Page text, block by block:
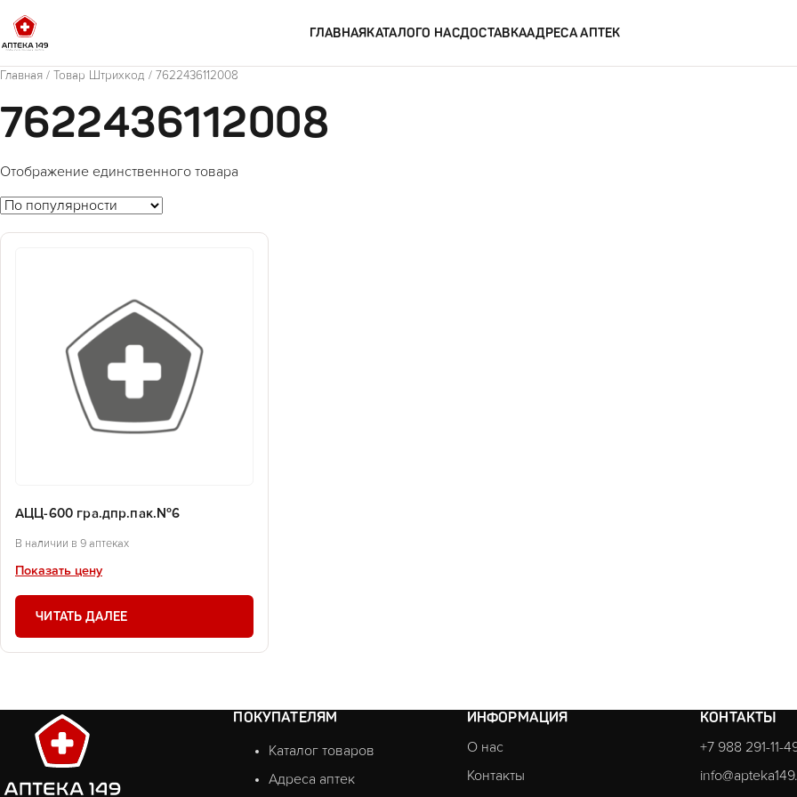
ГЛАВНАЯКАТАЛОГО НАСДОСТАВКААДРЕСА АПТЕК
Главная / Товар Штрихкод / 7622436112008
7622436112008
Отображение единственного товара
АЦЦ-600 гра.дпр.пак.№6
В наличии в 9 аптеках
Показать цену
ЧИТАТЬ ДАЛЕЕ
ПОКУПАТЕЛЯМ
Каталог товаров
Адреса аптек
ИНФОРМАЦИЯ
О нас
Контакты
КОНТАКТЫ
+7 988 291-11-